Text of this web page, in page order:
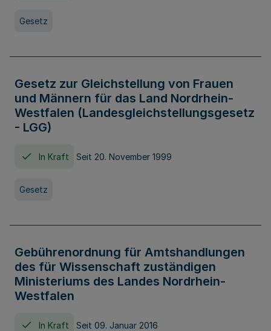
Gesetz
Gesetz zur Gleichstellung von Frauen
und Männern für das Land Nordrhein-
Westfalen (Landesgleichstellungsgesetz
- LGG)
In Kraft Seit 20. November 1999
Gesetz
Gebührenordnung für Amtshandlungen
des für Wissenschaft zuständigen
Ministeriums des Landes Nordrhein-
Westfalen
In Kraft Seit 09. Januar 2016